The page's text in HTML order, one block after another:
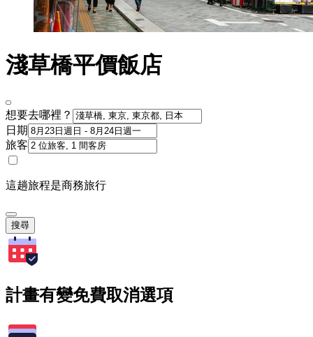
淺草橋平價飯店
想要去哪裡？
日期
旅客
這趟旅程是商務旅行
搜尋
計畫有變免費取消選項